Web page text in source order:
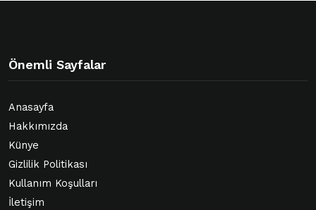
Önemli Sayfalar
Anasayfa
Hakkımızda
Künye
Gizlilik Politikası
Kullanım Koşulları
İletişim